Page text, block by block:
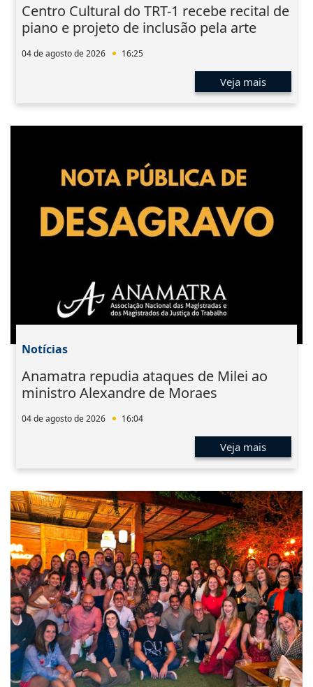
Centro Cultural do TRT-1 recebe recital de
piano e projeto de inclusão pela arte
04 de agosto de 2026 16:25
Veja mais
Notícias
Anamatra repudia ataques de Milei ao
ministro Alexandre de Moraes
04 de agosto de 2026 16:04
Veja mais